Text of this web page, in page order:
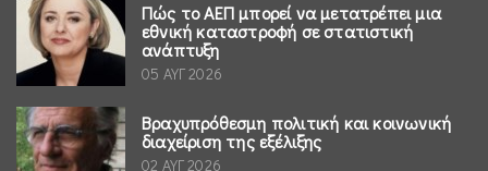
Πώς το ΑΕΠ μπορεί να μετατρέπει μια
εθνική καταστροφή σε στατιστική
ανάπτυξη
05 ΑΥΓ 2026
Βραχυπρόθεσμη πολιτική και κοινωνική
διαχείριση της εξέλιξης
02 ΑΥΓ 2026